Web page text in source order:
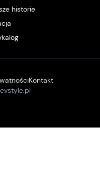
historie
Kontakt